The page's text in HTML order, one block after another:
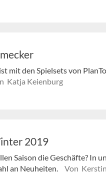
mit den Spielsets von
Katja Keienburg
2019
Saison die Geschäfte? In
an Neuheiten.
Von